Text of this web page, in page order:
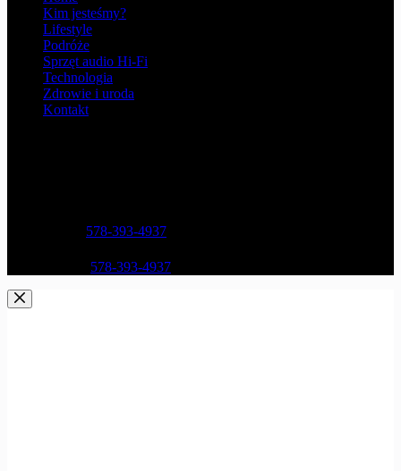
Kim jesteśmy?
Lifestyle
Podróże
Sprzęt audio Hi-Fi
Technologia
Zdrowie i uroda
Kontakt
578-393-4937
578-393-4937